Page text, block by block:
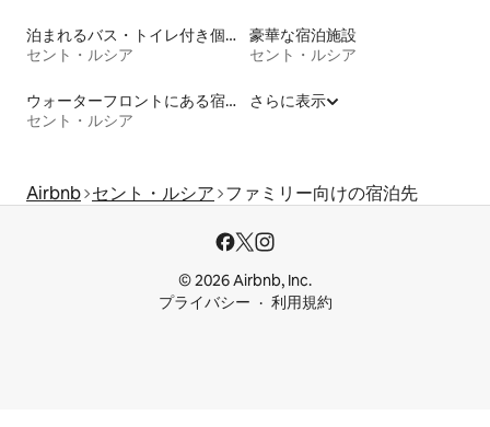
泊まれるバス・トイレ付き個室
セント・ルシア
豪華な宿泊施設
セント・ルシア
ウォーターフロントにある宿泊施設
セント・ルシア
さらに表示
Airbnb セント・ルシア ファミリー向けの宿泊先
© 2026 Airbnb, Inc.
プライバシー
利用規約